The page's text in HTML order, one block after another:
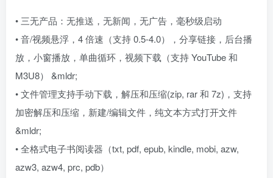
• 三无产品：无推送，无新闻，无广告，毫秒级启动
• 音/视频悬浮，4 倍速（支持 0.5-4.0），分享链接，后台播
放，小窗播放，单曲循环，视频下载（支持 YouTube 和
M3U8） &mldr;
• 文件管理支持手动下载，解压和压缩(zip, rar 和 7z)，支持
加密解压和压缩，新建/编辑文件，纯文本方式打开文件
&mldr;
• 全格式电子书阅读器（txt, pdf, epub, kindle, mobi, azw,
azw3, azw4, prc, pdb）